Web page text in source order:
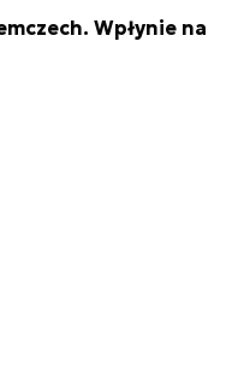
Wpłynie na